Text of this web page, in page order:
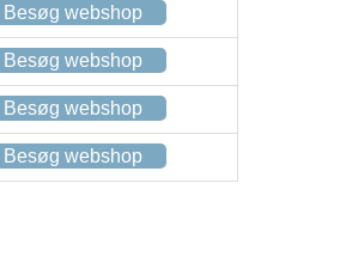
Besøg webshop
Besøg webshop
Besøg webshop
Besøg webshop